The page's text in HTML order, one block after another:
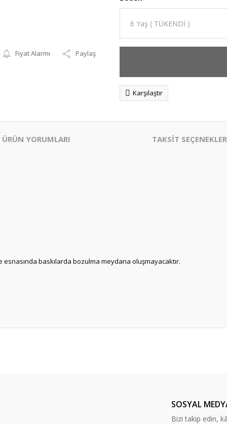
Fiyat Alarmı Paylaş
Karşılaştır
ÜRÜN YORUMLARI TAKSİT
esnasında baskılarda bozulma meydana oluşmayacaktır.
SOSYAL
Bizi takip edin,